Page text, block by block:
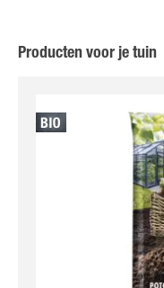
Producten voor je tuin